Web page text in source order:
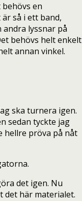
en
så i ett band,
lyssnar på
behövs helt enkelt
annan vinkel.
ska turnera igen.
sedan tyckte jag
hellre pröva på nåt
det igen. Nu
det här materialet.